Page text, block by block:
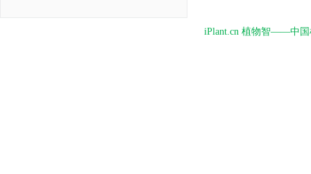
iPlant.cn 植物智——中国